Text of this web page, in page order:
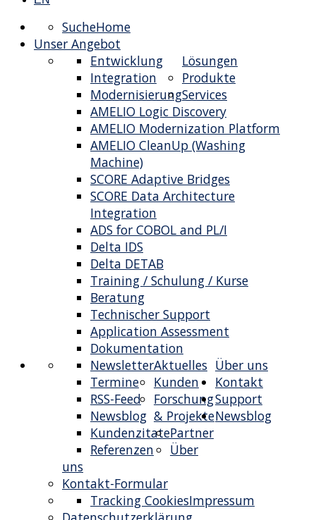
Home
Suche
Unser Angebot
Lösungen
Entwicklung
Integration
Modernisierung
Produkte
AMELIO Logic Discovery
AMELIO Modernization Platform
AMELIO CleanUp (Washing
Machine)
SCORE Adaptive Bridges
SCORE Data Architecture
Integration
ADS for COBOL and PL/I
Delta IDS
Delta DETAB
Services
Training / Schulung / Kurse
Beratung
Technischer Support
Application Assessment
Dokumentation
Über uns
Aktuelles
Newsletter
Termine
RSS-Feed
Newsblog
Kunden
Kundenzitate
Referenzen
Forschung
& Projekte
Partner
Über
uns
Kontakt
Kontakt-Formular
Impressum
Tracking Cookies
Support
Newsblog